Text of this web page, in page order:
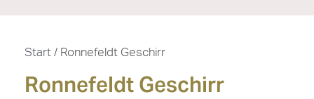
Start / Ronnefeldt Geschirr
Ronnefeldt Geschirr